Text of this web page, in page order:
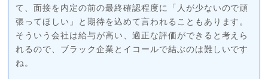
て、面接を内定の前の最終確認程度に「人が少ないので頑
張ってほしい」と期待を込めて言われることもあります。
そういう会社は給与が高い、適正な評価ができると考えら
れるので、ブラック企業とイコールで結ぶのは難しいです
ね。